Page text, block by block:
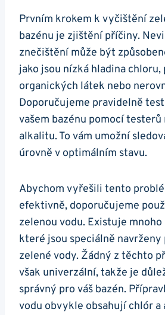
Prvním krokem k vyčištění
bazénu je zjištění příčiny.
znečištění může být
jako jsou nízká hladina
organických látek nebo
Doporučujeme pravidelně
vašem bazénu pomocí testerů
alkalitu. To vám umožní
úrovně v optimálním stavu.
Abychom vyřešili tento
efektivně, doporučujeme
zelenou vodu. Existuje
které jsou speciálně
zelené vody. Žádný z těchto
však univerzální, takže je
správný pro váš bazén.
vodu obvykle obsahují chlór